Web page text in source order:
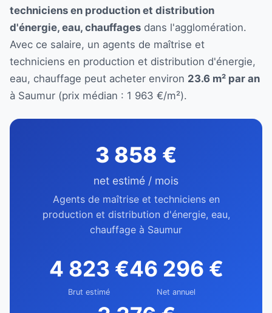
techniciens en production et distribution
d'énergie, eau, chauffages dans l'agglomération.
Avec ce salaire, un agents de maîtrise et
techniciens en production et distribution d'énergie,
eau, chauffage peut acheter environ 23.6 m² par an
à Saumur (prix médian : 1 963 €/m²).
3 858 €
net estimé / mois
Agents de maîtrise et techniciens en
production et distribution d'énergie, eau,
chauffage à Saumur
4 823 €
Brut estimé
46 296 €
Net annuel